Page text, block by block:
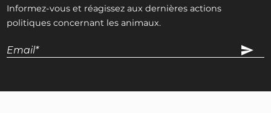
Informez-vous et réagissez aux dernières actions
politiques concernant les animaux.